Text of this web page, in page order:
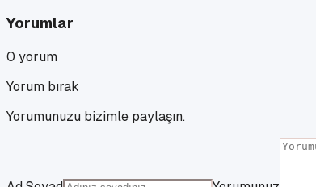
Yorumlar
0 yorum
Yorum bırak
Yorumunuzu bizimle paylaşın.